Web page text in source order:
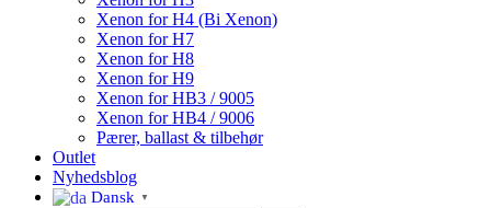
Xenon for H4 (Bi Xenon)
Xenon for H7
Xenon for H8
Xenon for H9
Xenon for HB3 / 9005
Xenon for HB4 / 9006
Pærer, ballast & tilbehør
Outlet
Nyhedsblog
Dansk ▼